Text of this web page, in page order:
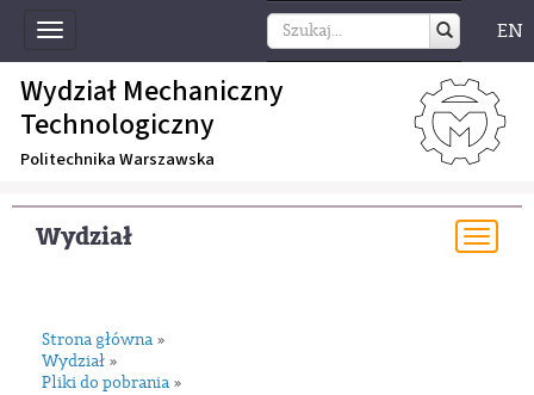
Toggle
navigation
EN
Wydział Mechaniczny
Technologiczny
Politechnika Warszawska
Wydział
Strona główna »
Wydział »
Pliki do pobrania »